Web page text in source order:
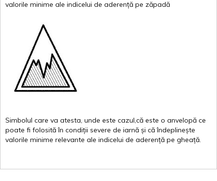
valorile minime ale indicelui de aderență pe zăpadă
Simbolul care va atesta, unde este cazul,că este o anvelopă ce
poate fi folosită în condiții severe de iarnă și că îndeplinește
valorile minime relevante ale indicelui de aderență pe gheață.